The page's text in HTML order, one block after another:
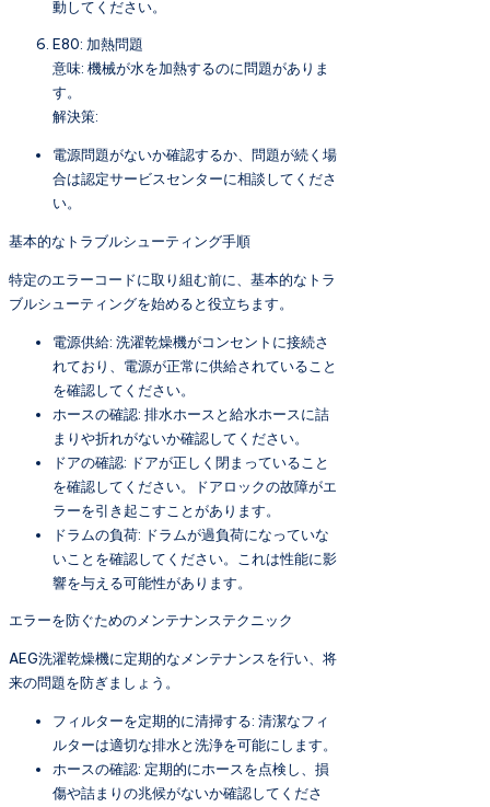
動してください。
E80: 加熱問題
意味: 機械が水を加熱するのに問題がありま
す。
解決策:
電源問題がないか確認するか、問題が続く場
合は認定サービスセンターに相談してくださ
い。
基本的なトラブルシューティング手順
特定のエラーコードに取り組む前に、基本的なトラ
ブルシューティングを始めると役立ちます。
電源供給: 洗濯乾燥機がコンセントに接続さ
れており、電源が正常に供給されていること
を確認してください。
ホースの確認: 排水ホースと給水ホースに詰
まりや折れがないか確認してください。
ドアの確認: ドアが正しく閉まっていること
を確認してください。ドアロックの故障がエ
ラーを引き起こすことがあります。
ドラムの負荷: ドラムが過負荷になっていな
いことを確認してください。これは性能に影
響を与える可能性があります。
エラーを防ぐためのメンテナンステクニック
AEG洗濯乾燥機に定期的なメンテナンスを行い、将
来の問題を防ぎましょう。
フィルターを定期的に清掃する: 清潔なフィ
ルターは適切な排水と洗浄を可能にします。
ホースの確認: 定期的にホースを点検し、損
傷や詰まりの兆候がないか確認してくださ